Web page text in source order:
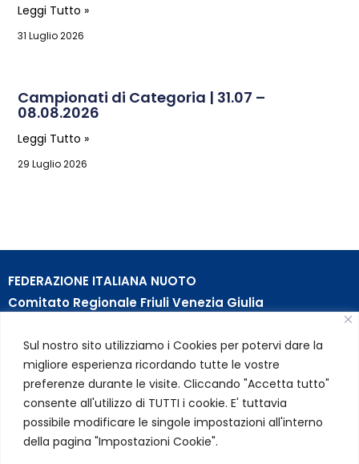
Sul nostro sito utilizziamo i Cookies per potervi dare la
migliore esperienza ricordando tutte le vostre
preferenze durante le visite. Cliccando "Accetta tutto"
consente all'utilizzo di TUTTI i cookie. E' tuttavia
possibile modificare le singole impostazioni all'interno
della pagina "Impostazioni Cookie".
Leggi Tutto »
31 Luglio 2026
Campionati di Categoria | 31.07 –
08.08.2026
Leggi Tutto »
29 Luglio 2026
FEDERAZIONE ITALIANA NUOTO
Comitato Regionale Friuli Venezia Giulia
Trieste (TS)
Partita Iva 01384031009
Codice Fiscale 05284670584
Codice SDI USAL8PV – Rif. Amm. TC025
LINK UTILI